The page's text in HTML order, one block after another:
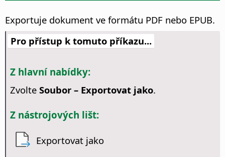
Exportuje dokument ve formátu PDF nebo EPUB.
Pro přístup k tomuto příkazu...
Z hlavní nabídky:
Zvolte Soubor – Exportovat jako.
Z nástrojových lišt:
Exportovat jako